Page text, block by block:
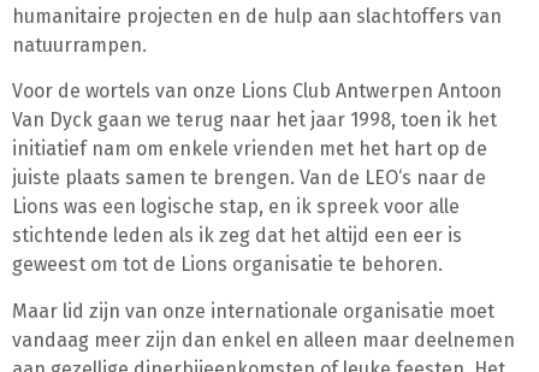
humanitaire projecten en de hulp aan slachtoffers van
natuurrampen.
Voor de wortels van onze Lions Club Antwerpen Antoon
Van Dyck gaan we terug naar het jaar 1998, toen ik het
initiatief nam om enkele vrienden met het hart op de
juiste plaats samen te brengen. Van de LEO‘s naar de
Lions was een logische stap, en ik spreek voor alle
stichtende leden als ik zeg dat het altijd een eer is
geweest om tot de Lions organisatie te behoren.
Maar lid zijn van onze internationale organisatie moet
vandaag meer zijn dan enkel en alleen maar deelnemen